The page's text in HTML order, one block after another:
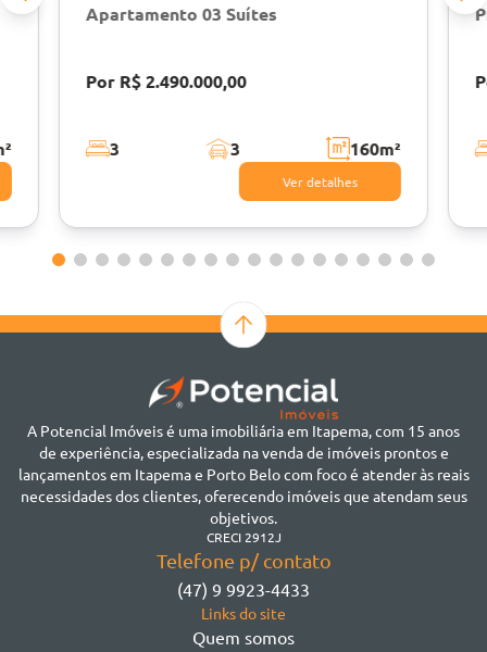
Apartamento 03 Suítes
Por R$ 2.490.000,00
3 3 160m²
Ver detalhes
A Potencial Imóveis é uma imobiliária em Itapema, com 15 anos
de experiência, especializada na venda de imóveis prontos e
lançamentos em Itapema e Porto Belo com foco é atender às reais
necessidades dos clientes, oferecendo imóveis que atendam seus
objetivos.
CRECI 2912J
Telefone p/ contato
(47) 9 9923-4433
Links do site
Quem somos